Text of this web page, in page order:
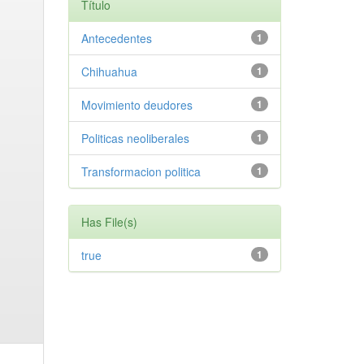
Título
1
Antecedentes
1
Chihuahua
1
Movimiento deudores
1
Politicas neoliberales
1
Transformacion politica
Has File(s)
1
true